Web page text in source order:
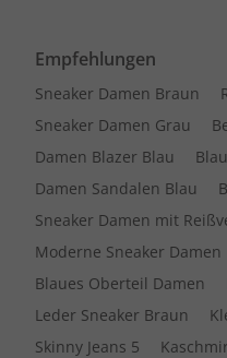
Empfehlungen
Sneaker Damen Braun
Sneaker Damen Grau
Damen Blazer Blau
Damen Sandalen Blau
Sneaker Damen mit
Moderne Sneaker Damen
Blaues Oberteil Damen
Leder Sneaker Braun
Skinny Jeans 5